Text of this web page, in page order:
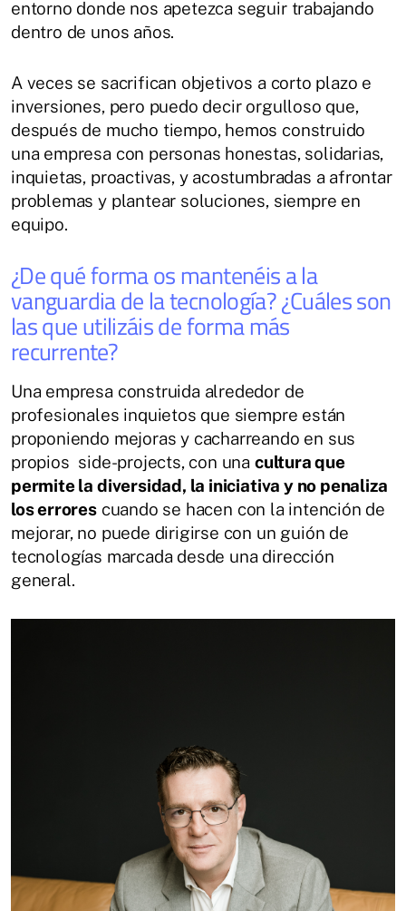
entorno donde nos apetezca seguir trabajando
dentro de unos años.
A veces se sacrifican objetivos a corto plazo e
inversiones, pero puedo decir orgulloso que,
después de mucho tiempo, hemos construido
una empresa con personas honestas, solidarias,
inquietas, proactivas, y acostumbradas a afrontar
problemas y plantear soluciones, siempre en
equipo.
¿De qué forma os mantenéis a la
vanguardia de la tecnología? ¿Cuáles son
las que utilizáis de forma más
recurrente?
Una empresa construida alrededor de
profesionales inquietos que siempre están
proponiendo mejoras y cacharreando en sus
propios side-projects, con una cultura que
permite la diversidad, la iniciativa y no penaliza
los errorescuando se hacen con la intención de
mejorar, no puede dirigirse con un guión de
tecnologías marcada desde una dirección
general.